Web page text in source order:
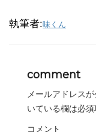
執筆者:味くん
comment
メールアドレス
いている欄は必
コメント